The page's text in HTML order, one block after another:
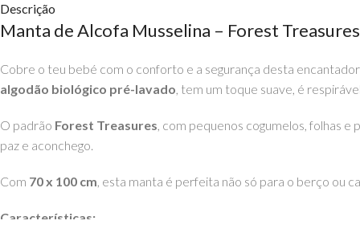
Descrição
Manta de Alcofa Musselina – Forest
Cobre o teu bebé com o conforto e a segurança desta
algodão biológico pré-lavado, tem um toque suave, é
O padrão Forest Treasures, com pequenos cogumelos, folhas
paz e aconchego.
Com 70 x 100 cm, esta manta é perfeita não só para o berço ou
Características: